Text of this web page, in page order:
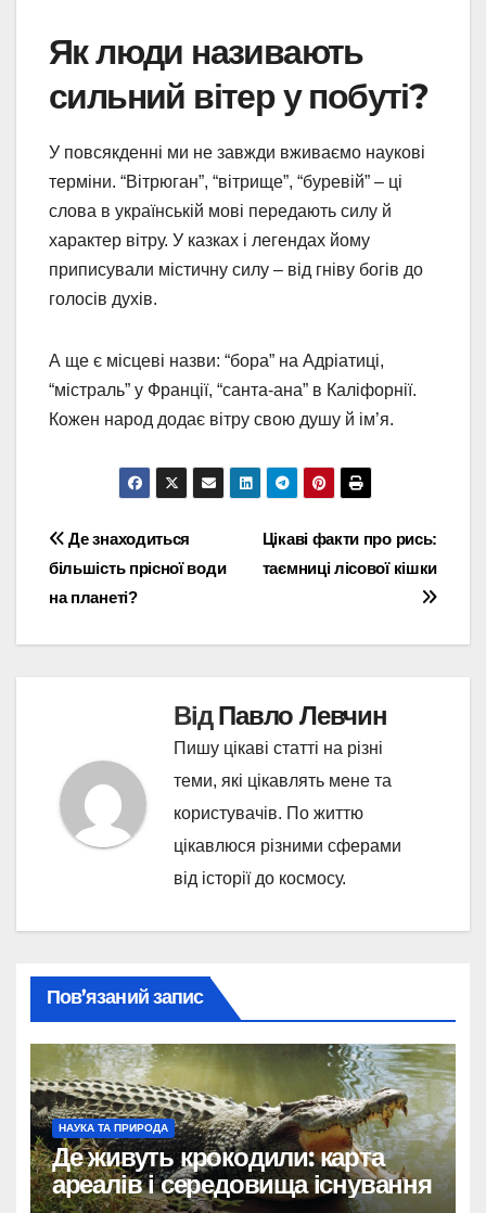
Як люди називають
сильний вітер у побуті?
У повсякденні ми не завжди вживаємо наукові
терміни. “Вітрюган”, “вітрище”, “буревій” – ці
слова в українській мові передають силу й
характер вітру. У казках і легендах йому
приписували містичну силу – від гніву богів до
голосів духів.
А ще є місцеві назви: “бора” на Адріатиці,
“містраль” у Франції, “санта-ана” в Каліфорнії.
Кожен народ додає вітру свою душу й ім’я.
Навігація
записів
Цікаві факти про рись:
таємниці лісової кішки
Де знаходиться
більшість прісної води
на планеті?
ВідПавло Левчин
Пишу цікаві статті на різні
теми, які цікавлять мене та
користувачів. По життю
цікавлюся різними сферами
від історії до космосу.
Пов’язаний запис
НАУКА ТА ПРИРОДА
Де живуть крокодили: карта
ареалів і середовища існування